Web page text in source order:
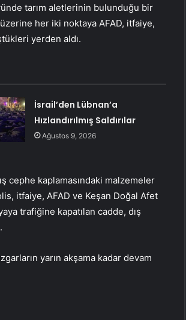
tarım aletlerinin bulunduğu bir
her iki noktaya AFAD, itfaiye,
yerden aldı.
İsrail’den Lübnan’a
Hızlandırılmış Saldırılar
Ağustos 9, 2026
cephe kaplamasındaki malzemeler
itfaiye, AFAD ve Keşan Doğal Afet
trafiğine kapatılan cadde, dış
yarın akşama kadar devam